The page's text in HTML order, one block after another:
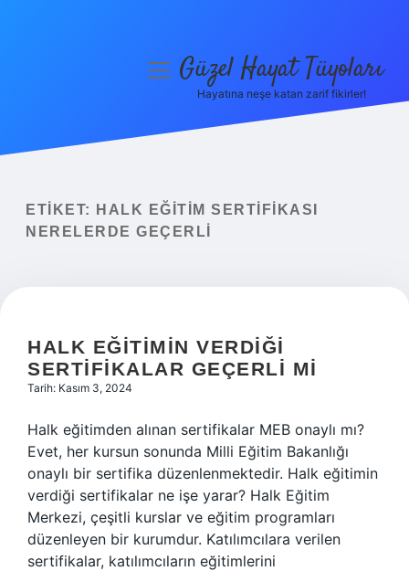
Yasal Uyarı
menüyüGüzel Hayat Tüyoları
Hayatına neşe katan zarif fikirler!
ETIKET:
HALK EĞITIM SERTIFIKASI
NERELERDE GEÇERLI
HALK EĞITIMIN VERDIĞI
SERTIFIKALAR GEÇERLI MI
Tarih: Kasım 3, 2024
Halk eğitimden alınan sertifikalar MEB onaylı mı?
Evet, her kursun sonunda Milli Eğitim Bakanlığı
onaylı bir sertifika düzenlenmektedir. Halk eğitimin
verdiği sertifikalar ne işe yarar? Halk Eğitim
Merkezi, çeşitli kurslar ve eğitim programları
düzenleyen bir kurumdur. Katılımcılara verilen
sertifikalar, katılımcıların eğitimlerini